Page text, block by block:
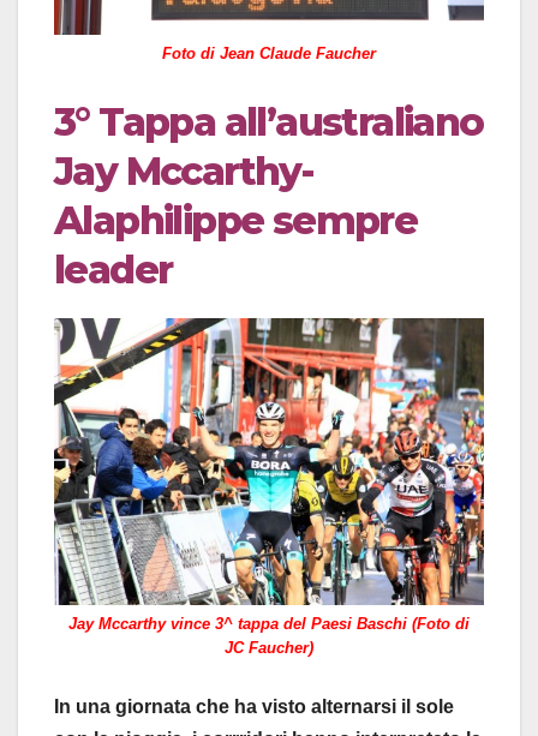
Foto di Jean Claude Faucher
3° Tappa all’australiano
Jay Mccarthy-
Alaphilippe sempre
leader
Jay Mccarthy vince 3^ tappa del Paesi Baschi (Foto di
JC Faucher)
In una giornata che ha visto alternarsi il sole